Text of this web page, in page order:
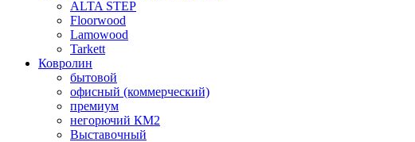
ALTA STEP
Floorwood
Lamowood
Tarkett
Ковролин
бытовой
офисный (коммерческий)
премиум
негорючий КМ2
Выставочный